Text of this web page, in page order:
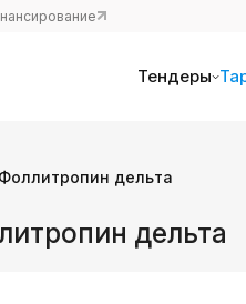
Тендеры
Фоллитропин дельта
дельта